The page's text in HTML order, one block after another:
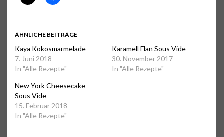
ÄHNLICHE BEITRÄGE
Kaya Kokosmarmelade
7. Juni 2018
In "Alle Rezepte"
Karamell Flan Sous Vide
30. November 2017
In "Alle Rezepte"
New York Cheesecake
Sous Vide
15. Februar 2018
In "Alle Rezepte"